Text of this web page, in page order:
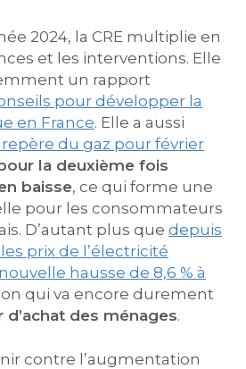
2024, la CRE multiplie en
et les interventions. Elle
un rapport
pour développer la
en France. Elle a aussi
repère du gaz pour février
la deuxième fois
baisse, ce qui forme une
pour les consommateurs
D’autant plus que depuis
prix de l’électricité
hausse de 8,6 % à
qui va encore durement
d’achat des ménages.
contre l’augmentation